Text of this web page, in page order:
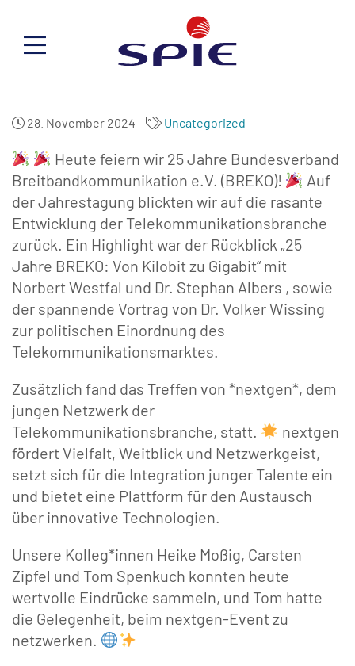
28. November 2024 Uncategorized
Heute feiern wir 25 Jahre Bundesverband
Breitbandkommunikation e.V. (BREKO)!
Auf
der Jahrestagung blickten wir auf die rasante
Entwicklung der Telekommunikationsbranche
zurück. Ein Highlight war der Rückblick „25
Jahre BREKO: Von Kilobit zu Gigabit“ mit
Norbert Westfal und Dr. Stephan Albers , sowie
der spannende Vortrag von Dr. Volker Wissing
zur politischen Einordnung des
Telekommunikationsmarktes.
Zusätzlich fand das Treffen von *nextgen*, dem
jungen Netzwerk der
Telekommunikationsbranche, statt.
nextgen
fördert Vielfalt, Weitblick und Netzwerkgeist,
setzt sich für die Integration junger Talente ein
und bietet eine Plattform für den Austausch
über innovative Technologien.
Unsere Kolleg*innen Heike Moßig, Carsten
Zipfel und Tom Spenkuch konnten heute
wertvolle Eindrücke sammeln, und Tom hatte
die Gelegenheit, beim nextgen-Event zu
netzwerken.